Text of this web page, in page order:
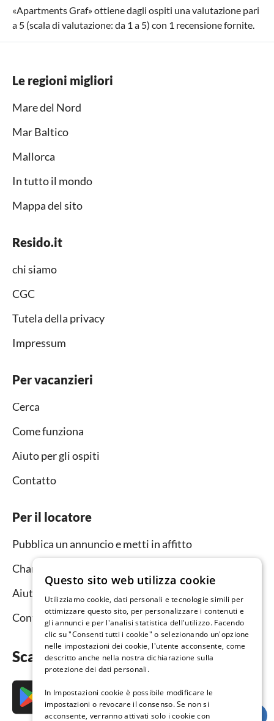
«Apartments Graf» ottiene dagli ospiti una valutazione pari
a 5 (scala di valutazione: da 1 a 5) con 1 recensione fornite.
Le regioni migliori
Mare del Nord
Mar Baltico
Mallorca
In tutto il mondo
Mappa del sito
Resido.it
chi siamo
CGC
Tutela della privacy
Impressum
Per vacanzieri
Cerca
Come funziona
Aiuto per gli ospiti
Contatto
Per il locatore
Pubblica un annuncio e metti in affitto
Channel Manager
Aiuto per i locatori
Contatto
Scarica subito l’app
Questo sito web utilizza cookie
Utilizziamo cookie, dati personali e tecnologie simili per
ottimizzare questo sito, per personalizzare i contenuti e
gli annunci e per l'analisi statistica dell'utilizzo. Facendo
clic su "Consenti tutti i cookie" o selezionando un'opzione
nelle impostazioni dei cookie, l'utente acconsente, come
descritto anche nella nostra dichiarazione sulla
protezione dei dati personali.
In Impostazioni cookie è possibile modificare le
impostazioni o revocare il consenso. Se non si
acconsente, verranno attivati solo i cookie con